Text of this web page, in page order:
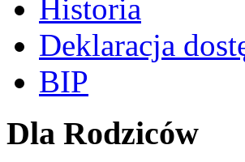
Historia
Deklaracja
BIP
Dla Rodziców